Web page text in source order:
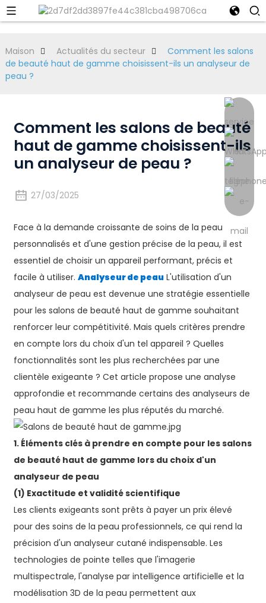
Maison Actualités du secteur
Comment les salons
de beauté haut de gamme choisissent-ils un analyseur de
peau ?
Comment les salons de beauté
haut de gamme choisissent-ils
un analyseur de peau ?
27/03/2025
Face à la demande croissante de soins de la peau
personnalisés et d'une gestion précise de la peau, il est
essentiel de choisir un appareil performant, précis et
facile à utiliser. Analyseur de peauL'utilisation d'un
analyseur de peau est devenue une stratégie essentielle
pour les salons de beauté haut de gamme souhaitant
renforcer leur compétitivité. Mais quels critères prendre
en compte lors du choix d'un tel appareil ? Quelles
fonctionnalités sont les plus recherchées par une
clientèle exigeante ? Cet article propose une analyse
approfondie et recommande certains des analyseurs de
peau haut de gamme les plus réputés du marché.
1. Éléments clés à prendre en compte pour les salons
de beauté haut de gamme lors du choix d'un
analyseur de peau
(1) Exactitude et validité scientifique
Les clients exigeants sont prêts à payer un prix élevé
pour des soins de la peau professionnels, ce qui rend la
précision d'un analyseur cutané indispensable. Les
technologies de pointe telles que l'imagerie
multispectrale, l'analyse par intelligence artificielle et la
modélisation 3D de la peau permettent aux